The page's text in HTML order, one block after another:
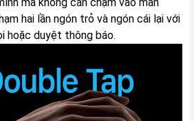
hai lần ngón trỏ và ngón cái lại với
hoặc duyệt thông báo.